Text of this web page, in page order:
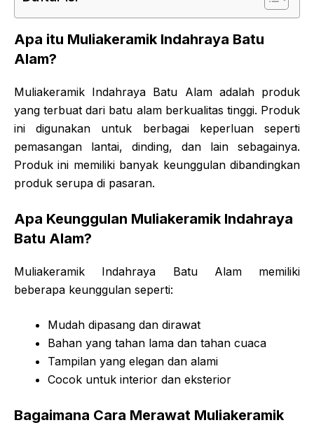
Apa itu Muliakeramik Indahraya Batu
Alam?
Muliakeramik Indahraya Batu Alam adalah produk
yang terbuat dari batu alam berkualitas tinggi. Produk
ini digunakan untuk berbagai keperluan seperti
pemasangan lantai, dinding, dan lain sebagainya.
Produk ini memiliki banyak keunggulan dibandingkan
produk serupa di pasaran.
Apa Keunggulan Muliakeramik Indahraya
Batu Alam?
Muliakeramik Indahraya Batu Alam memiliki
beberapa keunggulan seperti:
Mudah dipasang dan dirawat
Bahan yang tahan lama dan tahan cuaca
Tampilan yang elegan dan alami
Cocok untuk interior dan eksterior
Bagaimana Cara Merawat Muliakeramik